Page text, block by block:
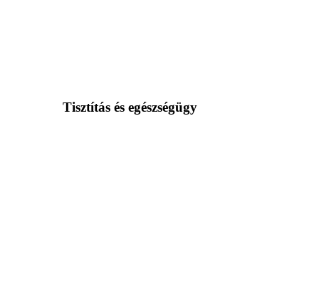
Tisztítás és egészségügy